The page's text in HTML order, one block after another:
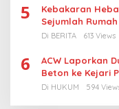
5
Kebakaran
Sejumlah
Diselidiki
Di BERITA 613 Views
6
ACW Laporkan
Beton ke Kejari
Di HUKUM 594